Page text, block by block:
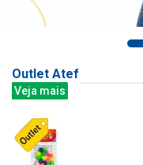
Outlet Atef
Veja mais